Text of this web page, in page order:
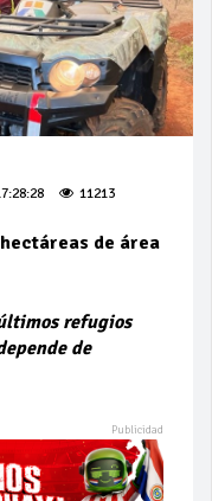
11213
de área
refugios
de